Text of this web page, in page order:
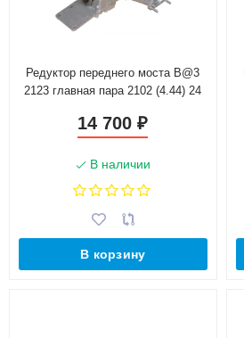
Редуктор переднего моста B@3
2123 главная пара 2102 (4.44) 24
14 700₽
В наличии
В корзину